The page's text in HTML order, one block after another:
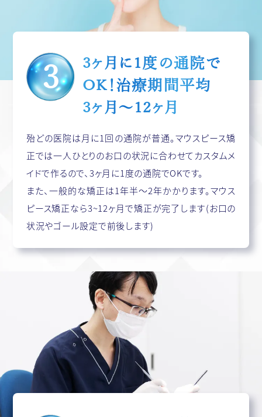
3ヶ月に1度の通院で
OK！ 治療期間平均
3ヶ月〜12ヶ月
殆どの医院は月に1回の通院が普通。マウスピース矯
正では一人ひとりのお口の状況に合わせてカスタムメ
イドで作るので、3ヶ月に1度の通院でOKです。
また、一般的な矯正は1年半〜2年かかります。マウス
ピース矯正なら3~12ヶ月で矯正が完了します(お口の
状況やゴール設定で前後します)